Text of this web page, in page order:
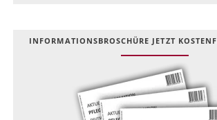
INFOR­MATIONS­BROSCHÜRE JETZT